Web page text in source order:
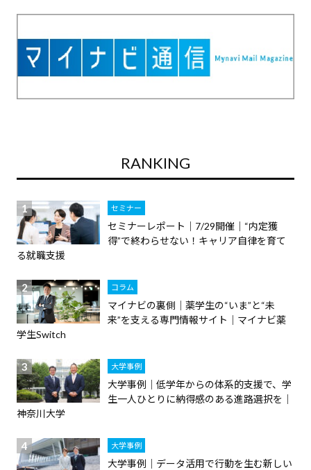
RANKING
セミナー
セミナーレポート｜7/29開催｜“内定獲
得”で終わらせない！キャリア自律を育て
る就職支援
コラム
マイナビの裏側｜薬学生の“いま”と“未
来”を支える専門情報サイト｜マイナビ薬
学生Switch
大学事例
大学事例｜低学年からの体系的支援で、学
生一人ひとりに納得感のある進路選択を｜
神奈川大学
大学事例
大学事例｜データ活用で行動を生む新しい